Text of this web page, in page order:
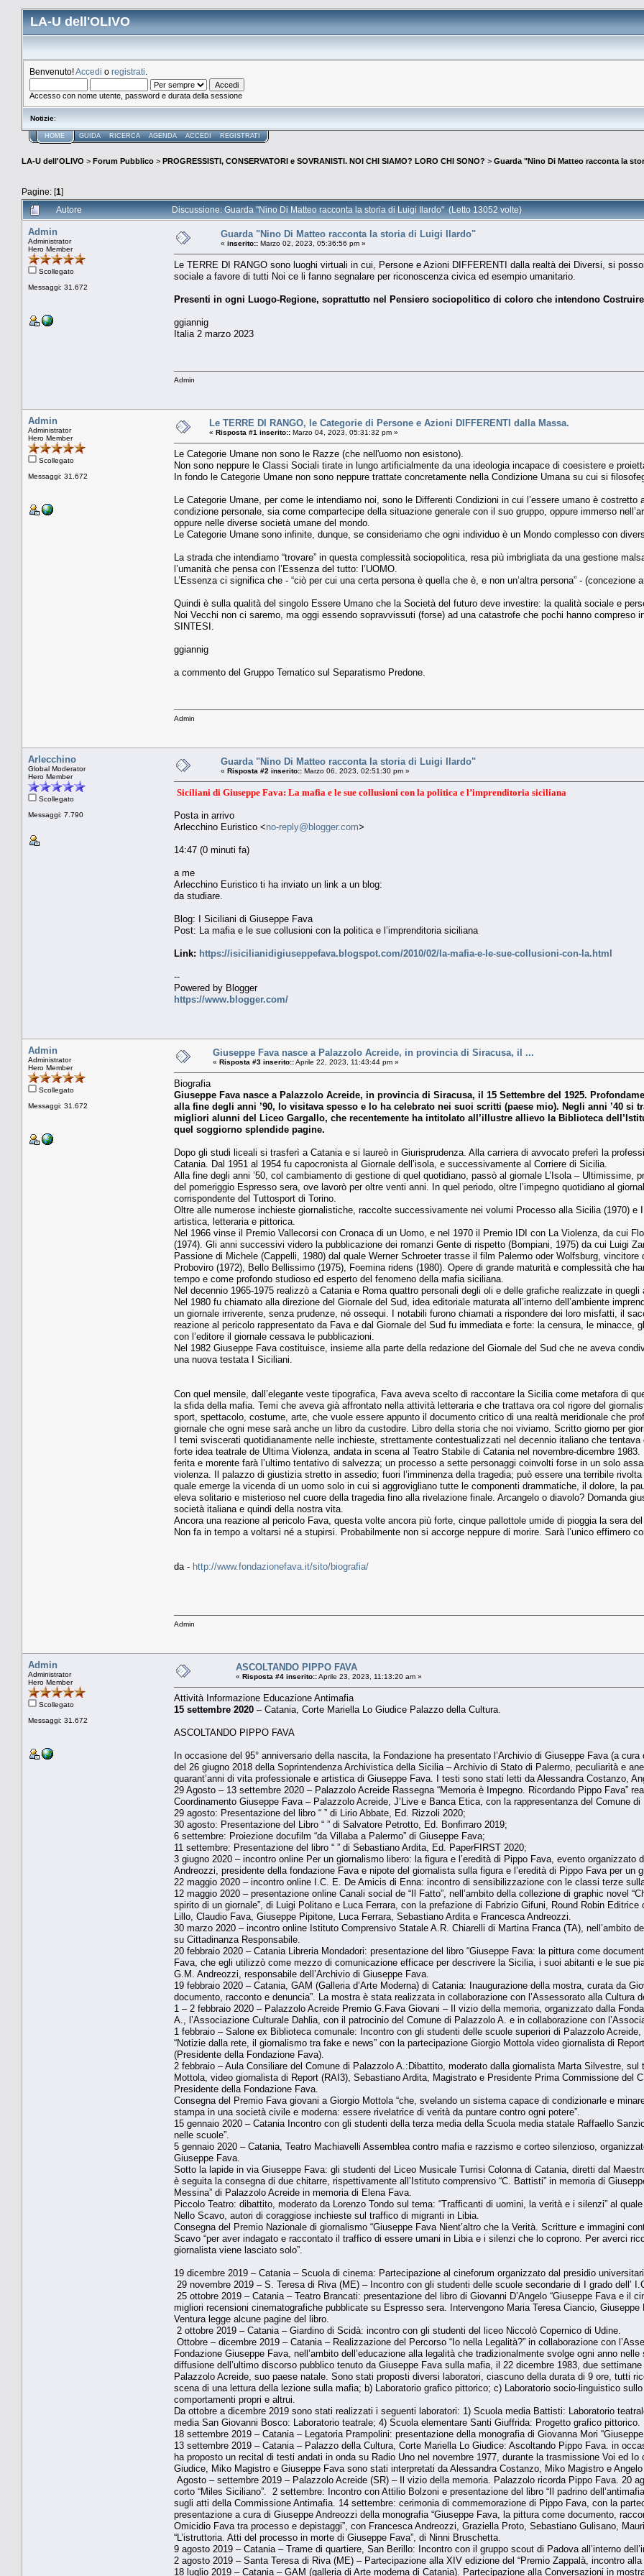
LA-U dell'OLIVO
Benvenuto!Accedi o registrati
Accesso con nome utente, password e durata della sessione
Notizie:
HOME GUIDA RICERCA AGENDA ACCEDI REGISTRATI
LA-U dell'OLIVO > Forum Pubblico > PROGRESSISTI, CONSERVATORI e SOVRANISTI. NOI CHI SIAMO? LORO CHI SONO? > Guarda "Nino Di Matteo racconta la
Pagine: [1]
Autore Discussione: Guarda "Nino Di Matteo racconta la storia di Luigi Ilardo" (Letto 13052 volte)
Admin
Administrator
Hero Member
Scollegato
Messaggi: 31.672
Guarda "Nino Di Matteo racconta la storia di Luigi Ilardo"
« inserito:: Marzo 02, 2023, 05:36:56 pm »
Le TERRE DI RANGO sono luoghi virtuali in cui, Persone e Azioni DIFFERENTI dalla realtà dei Diversi, si
sociale a favore di tutti Noi ce li fanno segnalare per riconoscenza civica ed esempio umanitario.
Presenti in ogni Luogo-Regione, soprattutto nel Pensiero sociopolitico di coloro che intendono
ggiannig
Italia 2 marzo 2023
Admin
Admin
Administrator
Hero Member
Scollegato
Messaggi: 31.672
Le TERRE DI RANGO, le Categorie di Persone e Azioni DIFFERENTI dalla Massa.
« Risposta #1 inserito:: Marzo 04, 2023, 05:31:32 pm »
Le Categorie Umane non sono le Razze (che nell'uomo non esistono).
Non sono neppure le Classi Sociali tirate in lungo artificialmente da una ideologia incapace di coesistere e
In fondo le Categorie Umane non sono neppure trattate concretamente nella Condizione Umana su cui si
Le Categorie Umane, per come le intendiamo noi, sono le Differenti Condizioni in cui l’essere umano è
condizione personale, sia come compartecipe della situazione generale con il suo gruppo, oppure immerso
oppure nelle diverse società umane del mondo.
Le Categorie Umane sono infinite, dunque, se consideriamo che ogni individuo è un Mondo complesso con
La strada che intendiamo “trovare” in questa complessità sociopolitica, resa più imbrigliata da una gestione
l’umanità che pensa con l’Essenza del tutto: l’UOMO.
L’Essenza ci significa che - “ciò per cui una certa persona è quella che è, e non un’altra persona” - (concezione
Quindi è sulla qualità del singolo Essere Umano che la Società del futuro deve investire: la qualità sociale e
Noi Vecchi non ci saremo, ma oggi essendo sopravvissuti (forse) ad una catastrofe che pochi hanno
SINTESI.
ggiannig
a commento del Gruppo Tematico sul Separatismo Predone.
Admin
Arlecchino
Global Moderator
Hero Member
Scollegato
Messaggi: 7.790
Guarda "Nino Di Matteo racconta la storia di Luigi Ilardo"
« Risposta #2 inserito:: Marzo 06, 2023, 02:51:30 pm »
Siciliani di Giuseppe Fava: La mafia e le sue collusioni con la politica e l’imprenditoria siciliana
Posta in arrivo
Arlecchino Euristico <no-reply@blogger.com>
14:47 (0 minuti fa)
a me
Arlecchino Euristico ti ha inviato un link a un blog:
da studiare.
Blog: I Siciliani di Giuseppe Fava
Post: La mafia e le sue collusioni con la politica e l’imprenditoria siciliana
Link: https://isicilianidigiuseppefava.blogspot.com/2010/02/la-mafia-e-le-sue-collusioni-con-la.html
--
Powered by Blogger
https://www.blogger.com/
Admin
Administrator
Hero Member
Scollegato
Messaggi: 31.672
Giuseppe Fava nasce a Palazzolo Acreide, in provincia di Siracusa, il ...
« Risposta #3 inserito::Aprile 22, 2023, 11:43:44 pm »
Biografia
Giuseppe Fava nasce a Palazzolo Acreide, in provincia di Siracusa, il 15 Settembre del 1925.
alla fine degli anni ’90, lo visitava spesso e lo ha celebrato nei suoi scritti (paese mio). Negli anni ’40
migliori alunni del Liceo Gargallo, che recentemente ha intitolato all’illustre allievo la Biblioteca
quel soggiorno splendide pagine.
Dopo gli studi liceali si trasferì a Catania e si laureò in Giurisprudenza. Alla carriera di avvocato preferì la
Catania. Dal 1951 al 1954 fu capocronista al Giornale dell’isola, e successivamente al Corriere di Sicilia.
Alla fine degli anni ’50, col cambiamento di gestione di quel quotidiano, passò al giornale L’Isola –
del pomeriggio Espresso sera, ove lavorò per oltre venti anni. In quel periodo, oltre l’impegno quotidiano al
corrispondente del Tuttosport di Torino.
Oltre alle numerose inchieste giornalistiche, raccolte successivamente nei volumi Processo alla Sicilia (1970)
artistica, letteraria e pittorica.
Nel 1966 vinse il Premio Vallecorsi con Cronaca di un Uomo, e nel 1970 il Premio IDI con La Violenza, da cui
(1974). Gli anni successivi videro la pubblicazione dei romanzi Gente di rispetto (Bompiani, 1975) da cui Luigi
Passione di Michele (Cappelli, 1980) dal quale Werner Schroeter trasse il film Palermo oder Wolfsburg,
Proboviro (1972), Bello Bellissimo (1975), Foemina ridens (1980). Opere di grande maturità e complessità che
tempo e come profondo studioso ed esperto del fenomeno della mafia siciliana.
Nel decennio 1965-1975 realizzò a Catania e Roma quattro personali degli oli e delle grafiche realizzate in quegli
Nel 1980 fu chiamato alla direzione del Giornale del Sud, idea editoriale maturata all’interno dell’ambiente
un giornale irriverente, senza prudenze, né ossequi. I notabili furono chiamati a rispondere dei loro misfatti, il
reazione al pericolo rappresentato da Fava e dal Giornale del Sud fu immediata e forte: la censura, le
con l’editore il giornale cessava le pubblicazioni.
Nel 1982 Giuseppe Fava costituisce, insieme alla parte della redazione del Giornale del Sud che ne aveva
una nuova testata I Siciliani.
Con quel mensile, dall’elegante veste tipografica, Fava aveva scelto di raccontare la Sicilia come metafora di
la sfida della mafia. Temi che aveva già affrontato nella attività letteraria e che trattava ora col rigore del
sport, spettacolo, costume, arte, che vuole essere appunto il documento critico di una realtà meridionale che
giornale che ogni mese sarà anche un libro da custodire. Libro della storia che noi viviamo. Scritto giorno per
I temi sviscerati quotidianamente nelle inchieste, strettamente contestualizzati nel decennio italiano che
forte idea teatrale de Ultima Violenza, andata in scena al Teatro Stabile di Catania nel novembre-dicembre
ferita e morente farà l’ultimo tentativo di salvezza; un processo a sette personaggi coinvolti forse in un solo
violenza. Il palazzo di giustizia stretto in assedio; fuori l’imminenza della tragedia; può essere una terribile
quale emerge la vicenda di un uomo solo in cui si aggrovigliano tutte le componenti drammatiche, il dolore, la
eleva solitario e misterioso nel cuore della tragedia fino alla rivelazione finale. Arcangelo o diavolo? Domanda
società italiana e quindi della nostra vita.
Ancora una reazione al pericolo Fava, questa volte ancora più forte, cinque pallottole umide di pioggia la sera
Non fa in tempo a voltarsi né a stupirsi. Probabilmente non si accorge neppure di morire. Sarà l’unico effimero
da - http://www.fondazionefava.it/sito/biografia/
Admin
Admin
Administrator
Hero Member
Scollegato
Messaggi: 31.672
ASCOLTANDO PIPPO FAVA
« Risposta #4 inserito::Aprile 23, 2023, 11:13:20 am »
Attività Informazione Educazione Antimafia
15 settembre 2020 – Catania, Corte Mariella Lo Giudice Palazzo della Cultura.
ASCOLTANDO PIPPO FAVA
In occasione del 95° anniversario della nascita, la Fondazione ha presentato l’Archivio di Giuseppe Fava (a
del 26 giugno 2018 della Soprintendenza Archivistica della Sicilia – Archivio di Stato di Palermo, peculiarità e
quarant’anni di vita professionale e artistica di Giuseppe Fava. I testi sono stati letti da Alessandra Costanzo,
29 Agosto – 13 settembre 2020 – Palazzolo Acreide Rassegna “Memoria è Impegno. Ricordando Pippo Fava”
Coordinamento Giuseppe Fava – Palazzolo Acreide, J’Live e Banca Etica, con la rappresentanza del Comune di
29 agosto: Presentazione del libro “ ” di Lirio Abbate, Ed. Rizzoli 2020;
30 agosto: Presentazione del Libro “ ” di Salvatore Petrotto, Ed. Bonfirraro 2019;
6 settembre: Proiezione docufilm “da Villaba a Palermo” di Giuseppe Fava;
11 settembre: Presentazione del libro “ ” di Sebastiano Ardita, Ed. PaperFIRST 2020;
3 giugno 2020 – incontro online Per un giornalismo libero: la figura e l’eredità di Pippo Fava, evento
Andreozzi, presidente della fondazione Fava e nipote del giornalista sulla figura e l’eredità di Pippo Fava per
22 maggio 2020 – incontro online I.C. E. De Amicis di Enna: incontro di sensibilizzazione con le classi terze
12 maggio 2020 – presentazione online Canali social de “Il Fatto”, nell’ambito della collezione di graphic novel
spirito di un giornale”, di Luigi Politano e Luca Ferrara, con la prefazione di Fabrizio Gifuni, Round Robin
Lillo, Claudio Fava, Giuseppe Pipitone, Luca Ferrara, Sebastiano Ardita e Francesca Andreozzi.
30 marzo 2020 – incontro online Istituto Comprensivo Statale A.R. Chiarelli di Martina Franca (TA), nell’ambito
su Cittadinanza Responsabile.
20 febbraio 2020 – Catania Libreria Mondadori: presentazione del libro “Giuseppe Fava: la pittura come
Fava, che egli utilizzò come mezzo di comunicazione efficace per descrivere la Sicilia, i suoi abitanti e le sue
G.M. Andreozzi, responsabile dell’Archivio di Giuseppe Fava.
19 febbraio 2020 – Catania, GAM (Galleria d’Arte Moderna) di Catania: Inaugurazione della mostra, curata da
documento, racconto e denuncia”. La mostra è stata realizzata in collaborazione con l’Assessorato alla Cultura
1 – 2 febbraio 2020 – Palazzolo Acreide Premio G.Fava Giovani – Il vizio della memoria, organizzato dalla
A., l’Associazione Culturale Dahlia, con il patrocinio del Comune di Palazzolo A. e in collaborazione con
1 febbraio – Salone ex Biblioteca comunale: Incontro con gli studenti delle scuole superiori di Palazzolo
“Notizie dalla rete, il giornalismo tra fake e news” con la partecipazione Giorgio Mottola video giornalista di
(Presidente della Fondazione Fava).
2 febbraio – Aula Consiliare del Comune di Palazzolo A.:Dibattito, moderato dalla giornalista Marta Silvestre,
Mottola, video giornalista di Report (RAI3), Sebastiano Ardita, Magistrato e Presidente Prima Commissione del
Presidente della Fondazione Fava.
Consegna del Premio Fava giovani a Giorgio Mottola “che, svelando un sistema capace di condizionarle e
stampa in una società civile e moderna: essere rivelatrice di verità da puntare contro ogni potere”.
15 gennaio 2020 – Catania Incontro con gli studenti della terza media della Scuola media statale Raffaello
nelle scuole”.
5 gennaio 2020 – Catania, Teatro Machiavelli Assemblea contro mafia e razzismo e corteo silenzioso,
Giuseppe Fava.
Sotto la lapide in via Giuseppe Fava: gli studenti del Liceo Musicale Turrisi Colonna di Catania, diretti dal
è seguita la consegna di due chitarre, rispettivamente all’Istituto comprensivo “C. Battisti” in memoria di
Messina” di Palazzolo Acreide in memoria di Elena Fava.
Piccolo Teatro: dibattito, moderato da Lorenzo Tondo sul tema: “Trafficanti di uomini, la verità e i silenzi” al
Nello Scavo, autori di coraggiose inchieste sul traffico di migranti in Libia.
Consegna del Premio Nazionale di giornalismo “Giuseppe Fava Nient’altro che la Verità. Scritture e immagini
Scavo “per aver indagato e raccontato il traffico di essere umani in Libia e i silenzi che lo coprono. Per averci
giornalista viene lasciato solo”.
19 dicembre 2019 – Catania – Scuola di cinema: Partecipazione al cineforum organizzato dal presidio
29 novembre 2019 – S. Teresa di Riva (ME) – Incontro con gli studenti delle scuole secondarie di I grado dell’
25 ottobre 2019 – Catania – Teatro Brancati: presentazione del libro di Giovanni D’Angelo “Giuseppe Fava e il
migliori recensioni cinematografiche pubblicate su Espresso sera. Intervengono Maria Teresa Ciancio,
Ventura legge alcune pagine del libro.
2 ottobre 2019 – Catania – Giardino di Scidà: incontro con gli studenti del liceo Niccolò Copernico di Udine.
Ottobre – dicembre 2019 – Catania – Realizzazione del Percorso “Io nella Legalità?” in collaborazione con
Fondazione Giuseppe Fava, nell’ambito dell’educazione alla legalità che tradizionalmente svolge ogni anno
diffusione dell’ultimo discorso pubblico tenuto da Giuseppe Fava sulla mafia, il 22 dicembre 1983, due
Palazzolo Acreide, suo paese natale. Sono stati proposti diversi laboratori, ciascuno della durata di 9 ore, tutti
scena di una lettura della lezione sulla mafia; b) Laboratorio grafico pittorico; c) Laboratorio socio-linguistico
comportamenti propri e altrui.
Da ottobre a dicembre 2019 sono stati realizzati i seguenti laboratori: 1) Scuola media Battisti: Laboratorio
media San Giovanni Bosco: Laboratorio teatrale; 4) Scuola elementare Santi Giuffrida: Progetto grafico pittorico.
18 settembre 2019 – Catania – Legatoria Prampolini: presentazione della monografia di Giovanna Mori
13 settembre 2019 – Catania – Palazzo della Cultura, Corte Mariella Lo Giudice: Ascoltando Pippo Fava. in
ha proposto un recital di testi andati in onda su Radio Uno nel novembre 1977, durante la trasmissione Voi ed
Giudice, Miko Magistro e Giuseppe Fava sono stati interpretati da Alessandra Costanzo, Miko Magistro e
Agosto – settembre 2019 – Palazzolo Acreide (SR) – Il vizio della memoria. Palazzolo ricorda Pippo Fava. 20
corto “Miles Siciliano”. 2 settembre: Incontro con Attilio Bolzoni e presentazione del libro “Il padrino
sugli atti della Commissione Antimafia. 14 settembre: cerimonia di commemorazione di Pippo Fava, con la
presentazione a cura di Giuseppe Andreozzi della monografia “Giuseppe Fava, la pittura come documento,
Omicidio Fava tra processo e depistaggi”, con Francesca Andreozzi, Graziella Proto, Sebastiano Gulisano,
“L’istruttoria. Atti del processo in morte di Giuseppe Fava”, di Ninni Bruschetta.
9 agosto 2019 – Catania – Trame di quartiere, San Berillo: Incontro con il gruppo scout di Padova all’interno
2 agosto 2019 – Santa Teresa di Riva (ME) – Partecipazione alla XIV edizione del “Premio Zappalà, incontro
18 luglio 2019 – Catania – GAM (galleria di Arte moderna di Catania). Partecipazione alla Conversazioni in